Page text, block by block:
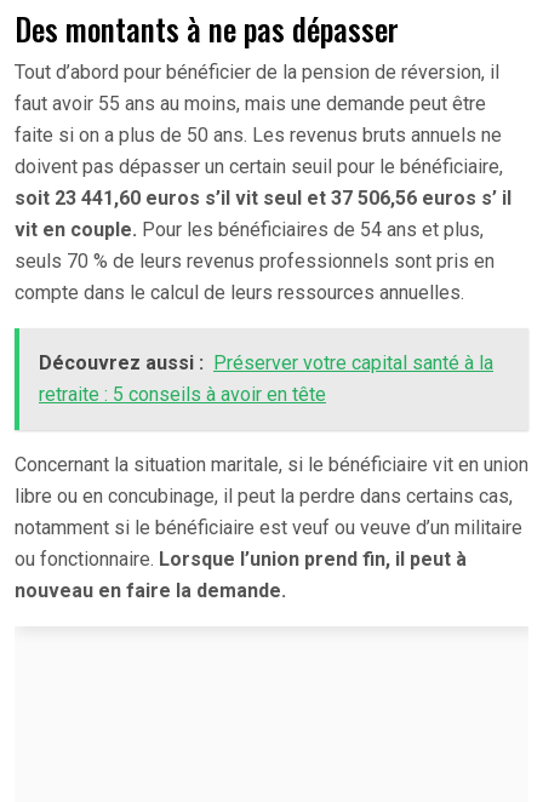
Des montants à ne pas dépasser
Tout d’abord pour bénéficier de la pension de réversion, il
faut avoir 55 ans au moins, mais une demande peut être
faite si on a plus de 50 ans. Les revenus bruts annuels ne
doivent pas dépasser un certain seuil pour le bénéficiaire,
soit 23 441,60 euros s’il vit seul et 37 506,56 euros s’ il
vit en couple. Pour les bénéficiaires de 54 ans et plus,
seuls 70 % de leurs revenus professionnels sont pris en
compte dans le calcul de leurs ressources annuelles.
Découvrez aussi : Préserver votre capital santé à la
retraite : 5 conseils à avoir en tête
Concernant la situation maritale, si le bénéficiaire vit en union
libre ou en concubinage, il peut la perdre dans certains cas,
notamment si le bénéficiaire est veuf ou veuve d’un militaire
ou fonctionnaire. Lorsque l’union prend fin, il peut à
nouveau en faire la demande.